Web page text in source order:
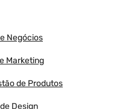
Negócios
Marketing
de Produtos
Design